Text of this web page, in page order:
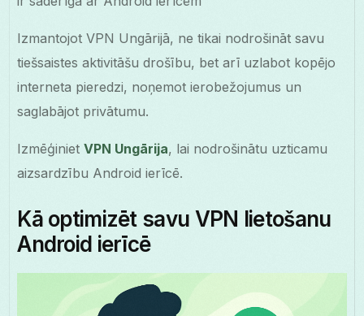
Izmantojot VPN Ungārijā, ne tikai nodrošināt savu
tiešsaistes aktivitāšu drošību, bet arī uzlabot kopējo
interneta pieredzi, noņemot ierobežojumus un
saglabājot privātumu.
IzmēģinietVPN Ungārija, lai nodrošinātu uzticamu
aizsardzību Android ierīcē.
Kā optimizēt savu VPN lietošanu
Android ierīcē